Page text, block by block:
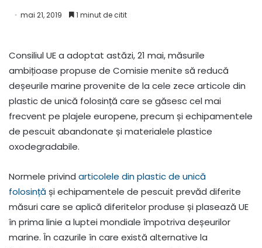
mai 21, 2019 1 minut de citit
Consiliul UE a adoptat astăzi, 21 mai, măsurile
ambițioase propuse de Comisie menite să reducă
deșeurile marine provenite de la cele zece articole din
plastic de unică folosință care se găsesc cel mai
frecvent pe plajele europene, precum și echipamentele
de pescuit abandonate și materialele plastice
oxodegradabile.
Normele privind articolele din plastic de unică
folosință și echipamentele de pescuit prevăd diferite
măsuri care se aplică diferitelor produse și plasează UE
în prima linie a luptei mondiale împotriva deșeurilor
marine. În cazurile în care există alternative la